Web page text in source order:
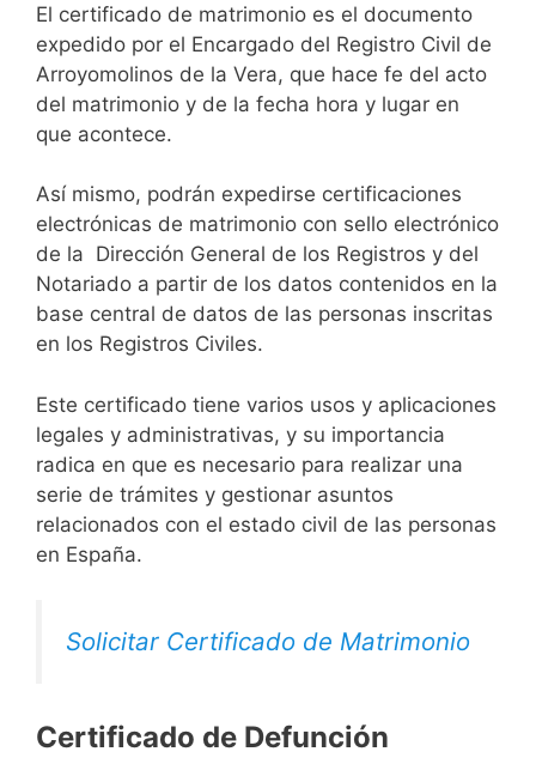
El certificado de matrimonio es el documento
expedido por el Encargado del Registro Civil de
Arroyomolinos de la Vera, que hace fe del acto
del matrimonio y de la fecha hora y lugar en
que acontece.
Así mismo, podrán expedirse certificaciones
electrónicas de matrimonio con sello electrónico
de la Dirección General de los Registros y del
Notariado a partir de los datos contenidos en la
base central de datos de las personas inscritas
en los Registros Civiles.
Este certificado tiene varios usos y aplicaciones
legales y administrativas, y su importancia
radica en que es necesario para realizar una
serie de trámites y gestionar asuntos
relacionados con el estado civil de las personas
en España.
Solicitar Certificado de Matrimonio
Certificado de Defunción